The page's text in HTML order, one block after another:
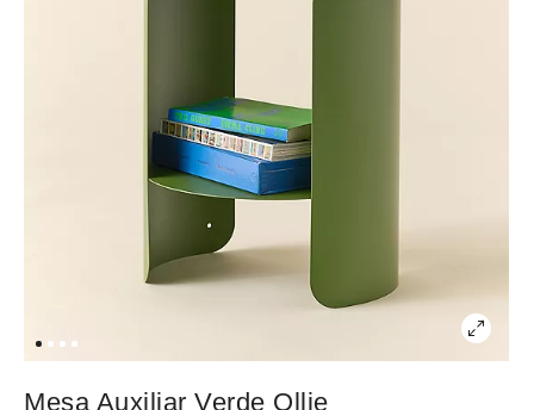
Mesa Auxiliar Verde Ollie